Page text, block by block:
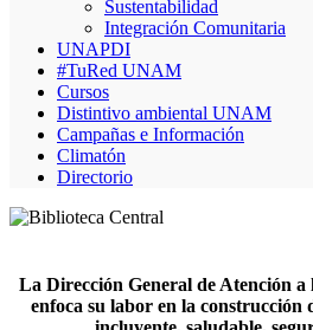
Sustentabilidad
Integración Comunitaria
UNAPDI
#TuRed UNAM
Cursos
Distintivo ambiental UNAM
Campañas e Información
Climatón
Directorio
La Dirección General de Atención
enfoca su labor en la construcción